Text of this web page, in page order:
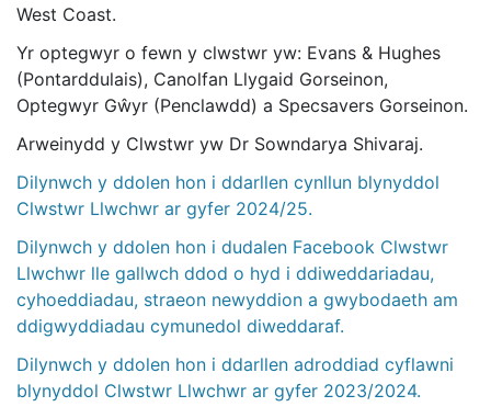
West Coast.
Yr optegwyr o fewn y clwstwr yw: Evans & Hughes
(Pontarddulais), Canolfan Llygaid Gorseinon,
Optegwyr Gŵyr (Penclawdd) a Specsavers Gorseinon.
Arweinydd y Clwstwr yw Dr Sowndarya Shivaraj.
Dilynwch y ddolen hon i ddarllen cynllun blynyddol
Clwstwr Llwchwr ar gyfer 2024/25.
Dilynwch y ddolen hon i dudalen Facebook Clwstwr
Llwchwr lle gallwch ddod o hyd i ddiweddariadau,
cyhoeddiadau, straeon newyddion a gwybodaeth am
ddigwyddiadau cymunedol diweddaraf.
Dilynwch y ddolen hon i ddarllen adroddiad cyflawni
blynyddol Clwstwr Llwchwr ar gyfer 2023/2024.